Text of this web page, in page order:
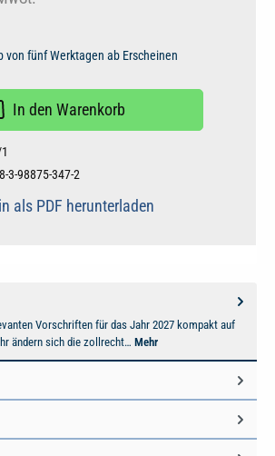
von fünf Werktagen ab Erscheinen
In den Warenkorb
3-98875-347-2
als PDF herunterladen
Vorschriften für das Jahr 2027 kompakt auf
ändern sich die zollrecht… Mehr